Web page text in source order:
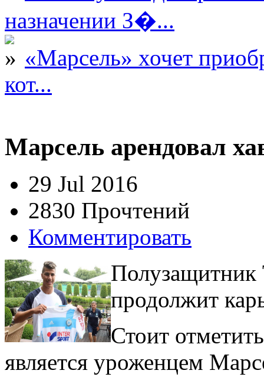
назначении З�...
«Марсель» хочет
кот...
Марсель арендовал
29 Jul 2016
2830 Прочтений
Комментировать
продолжит
Стоит
является уроженцем